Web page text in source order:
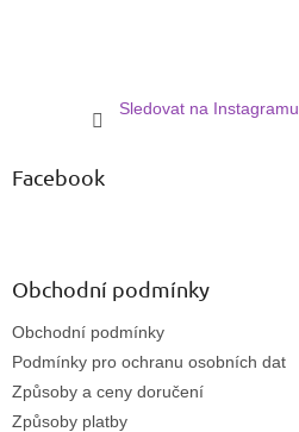
Sledovat na Instagramu
Facebook
Obchodní podmínky
Obchodní podmínky
Podmínky pro ochranu osobních dat
Způsoby a ceny doručení
Způsoby platby